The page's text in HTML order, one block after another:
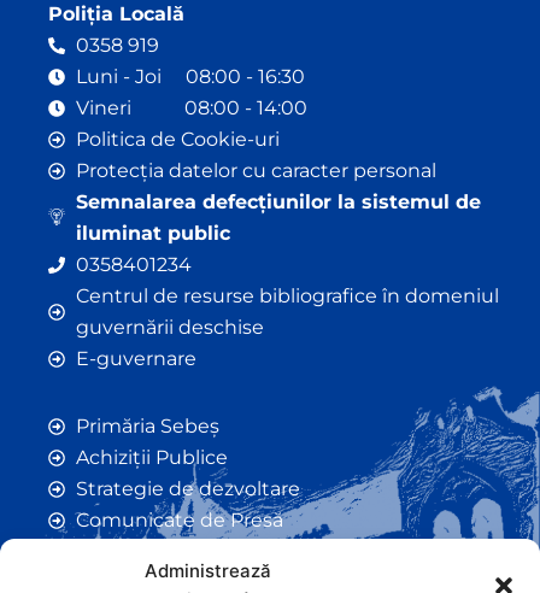
Administrează
Poliția Locală
0358 919
Luni - Joi 08:00 - 16:30
Vineri 08:00 - 14:00
Politica de Cookie-uri
Protecția datelor cu caracter personal
Semnalarea defecțiunilor la sistemul de
iluminat public
0358401234
Centrul de resurse bibliografice în domeniul
guvernării deschise
E-guvernare
Primăria Sebeș
Achiziții Publice
Strategie de dezvoltare
Comunicate de Presă
Anunțuri